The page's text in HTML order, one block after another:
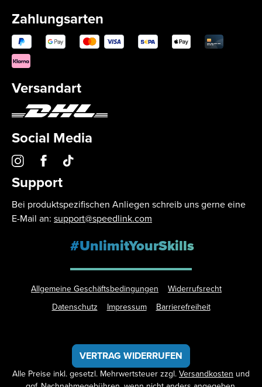
Zahlungsarten
Versandart
Social Media
Support
Bei produktspezifischen Anliegen schreib uns gerne eine
E-Mail an: support@speedlink.com
#UnlimitYourSkills
Allgemeine Geschäftsbedingungen
Widerrufsrecht
Datenschutz
Impressum Barrierefreiheit
VERTRAG WIDERRUFEN
Alle Preise inkl. gesetzl. Mehrwertsteuer zzgl.Versandkosten und